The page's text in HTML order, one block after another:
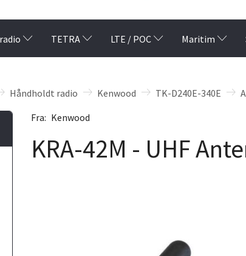
TETRA LTE / POC Maritim
Håndholdt radio Kenwood TK-D240E-340E
Fra: Kenwood
KRA-42M - UHF